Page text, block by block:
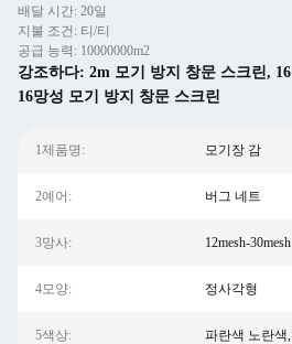
배달 시간: 20일
지불 조건: 티/티
공급 능력: 10000000m2
강조하다: 2m 모기 방지 창문 스크린,
16망성 모기 방지 창문 스크린
1제품명: 모기장 감
2예어: 버그 네트
3망사: 12mesh-30mesh
4모양: 정사각형
5색상: 파란색 노란색